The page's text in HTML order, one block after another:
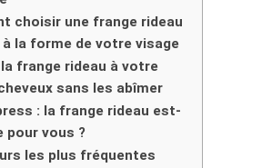
choisir une frange rideau
la forme de votre visage
frange rideau à votre
sans les abîmer
: la frange rideau est-
pour vous ?
les plus fréquentes